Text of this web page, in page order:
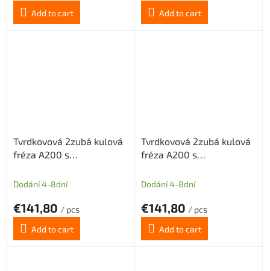
Add to cart
Add to cart
Tvrdkovová 2zubá kulová
fréza A200 s
pro grafit průměr 4 R2
Dodání 4-8dní
€141,80 / pcs
Add to cart
Tvrdkovová 2zubá kulová
fréza A200 s
pro grafit průměr 6 R3
Dodání 4-8dní
€141,80 / pcs
Add to cart